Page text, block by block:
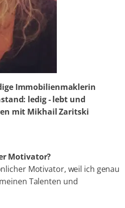
Immobilienmaklerin
ledig - lebt und
mit Mikhail Zaritski
Motivator?
Motivator, weil ich genau
Talenten und